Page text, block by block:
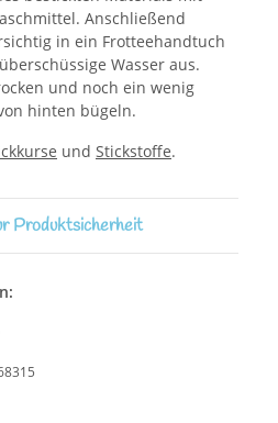
Anschließend
in ein Frotteehandtuch
Wasser aus.
und noch ein wenig
hinten bügeln.
und Stickstoffe.
Produktsicherheit